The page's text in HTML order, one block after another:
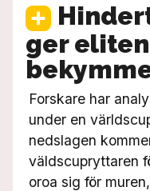
ger
Forskare har
under en
nedslagen
väldscupryttaren
oroa sig för